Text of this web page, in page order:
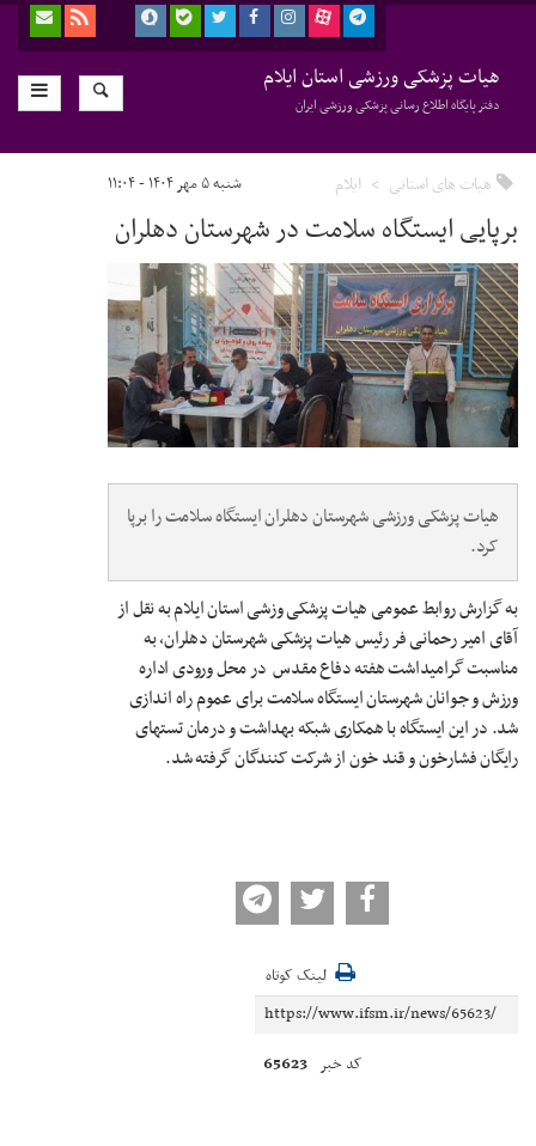
هیات پزشکی ورزشی استان ایلام
دفتر پایگاه اطلاع رسانی پزشکی ورزشی ایران
هیات های استانی ایلام شنبه ۵ مهر ۱۴۰۴ - ۱۱:۰۴
برپایی ایستگاه سلامت در شهرستان دهلران
هیات پزشکی ورزشی شهرستان دهلران ایستگاه سلامت را برپا
کرد.
به گزارش روابط عمومی هیات پزشکی وزشی استان ایلام به نقل از
آقای امیر رحمانی فر رئیس هیات پزشکی شهرستان دهلران، به
مناسبت گرامیداشت هفته دفاع مقدس در محل ورودی اداره
ورزش و جوانان شهرستان ایستگاه سلامت برای عموم راه اندازی
شد. در این ایستگاه با همکاری شبکه بهداشت و درمان تستهای
رایگان فشارخون و قند خون از شرکت کنندگان گرفته شد.
لینک کوتاه
کد خبر 65623